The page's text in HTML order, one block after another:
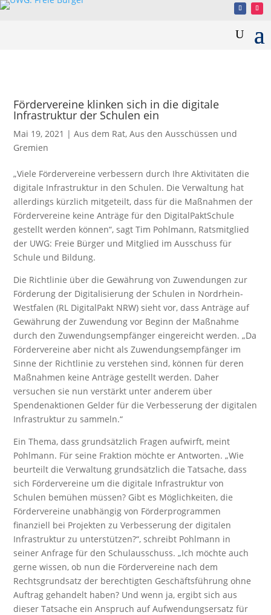
Fördervereine klinken sich in die digitale
Infrastruktur der Schulen ein
Mai 19, 2021 |Aus dem Rat,Aus den Ausschüssen und
Gremien
„Viele Fördervereine verbessern durch Ihre Aktivitäten die
digitale Infrastruktur in den Schulen. Die Verwaltung hat
allerdings kürzlich mitgeteilt, dass für die Maßnahmen der
Fördervereine keine Anträge für den DigitalPaktSchule
gestellt werden können“, sagt Tim Pohlmann, Ratsmitglied
der UWG: Freie Bürger und Mitglied im Ausschuss für
Schule und Bildung.
Die Richtlinie über die Gewährung von Zuwendungen zur
Förderung der Digitalisierung der Schulen in Nordrhein-
Westfalen (RL DigitalPakt NRW) sieht vor, dass Anträge auf
Gewährung der Zuwendung vor Beginn der Maßnahme
durch den Zuwendungsempfänger eingereicht werden. „Da
Fördervereine aber nicht als Zuwendungsempfänger im
Sinne der Richtlinie zu verstehen sind, können für deren
Maßnahmen keine Anträge gestellt werden. Daher
versuchen sie nun verstärkt unter anderem über
Spendenaktionen Gelder für die Verbesserung der digitalen
Infrastruktur zu sammeln.“
Ein Thema, dass grundsätzlich Fragen aufwirft, meint
Pohlmann. Für seine Fraktion möchte er Antworten. „Wie
beurteilt die Verwaltung grundsätzlich die Tatsache, dass
sich Fördervereine um die digitale Infrastruktur von
Schulen bemühen müssen? Gibt es Möglichkeiten, die
Fördervereine unabhängig von Förderprogrammen
finanziell bei Projekten zu Verbesserung der digitalen
Infrastruktur zu unterstützen?“, schreibt Pohlmann in
seiner Anfrage für den Schulausschuss. „Ich möchte auch
gerne wissen, ob nun die Fördervereine nach dem
Rechtsgrundsatz der berechtigten Geschäftsführung ohne
Auftrag gehandelt haben? Und wenn ja, ergibt sich aus
dieser Tatsache ein Anspruch auf Aufwendungsersatz für